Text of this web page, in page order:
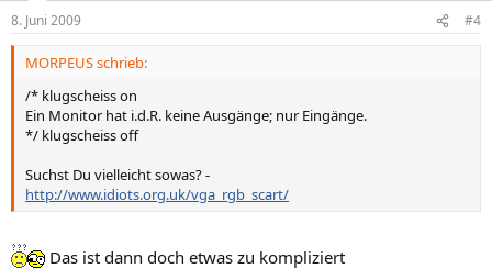
8. Juni 2009 #4
MORPEUS schrieb:
/* klugscheiss on
Ein Monitor hat i.d.R. keine Ausgänge; nur Eingänge.
*/ klugscheiss off
Suchst Du vielleicht sowas? -
http://www.idiots.org.uk/vga_rgb_scart/
Das ist dann doch etwas zu kompliziert